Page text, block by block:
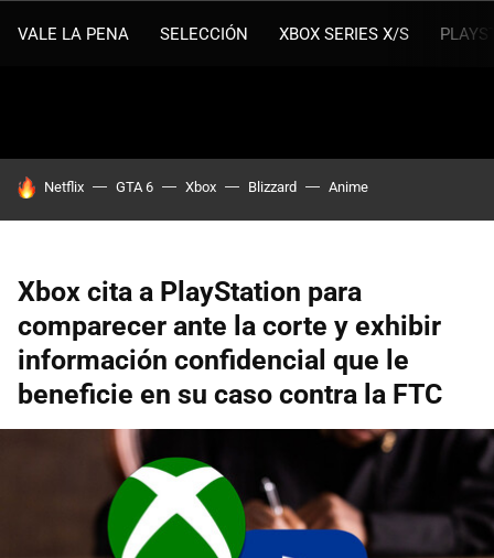
VALE LA PENA SELECCIÓN XBOX SERIES X/S
HOY SE HABLA DE
Netflix GTA 6 Xbox Blizzard Anime
Xbox cita a PlayStation para
comparecer ante la corte y exhibir
información confidencial que le
beneficie en su caso contra la FTC